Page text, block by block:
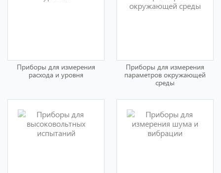
Приборы для измерения
расхода и уровня
Приборы для измерения
параметров окружающей
среды